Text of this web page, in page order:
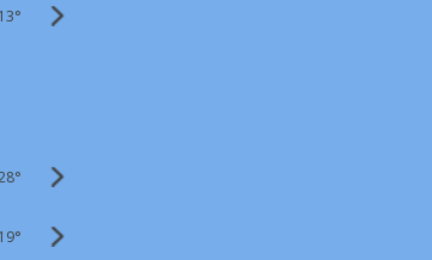
13°
19°